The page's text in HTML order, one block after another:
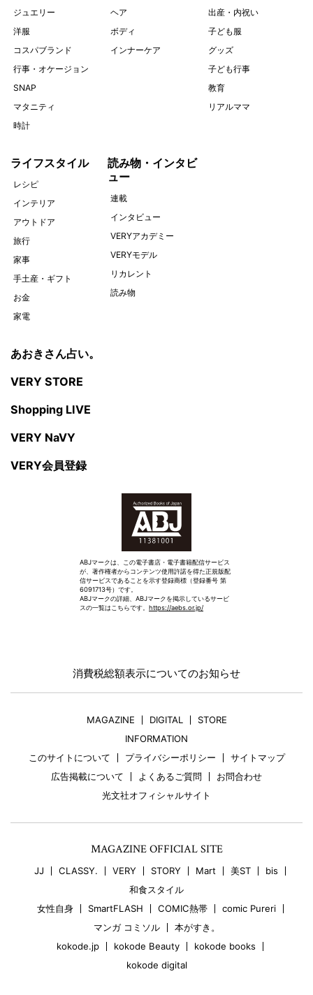
ジュエリー
洋服
コスパブランド
行事・オケージョン
SNAP
マタニティ
時計
ヘア
ボディ
インナーケア
出産・内祝い
子ども服
グッズ
子ども行事
教育
リアルママ
ライフスタイル
レシピ
インテリア
アウトドア
旅行
家事
手土産・ギフト
お金
家電
読み物・インタビ
ュー
連載
インタビュー
VERYアカデミー
VERYモデル
リカレント
読み物
あおきさん占い。
VERY STORE
Shopping LIVE
VERY NaVY
VERY会員登録
ABJマークは、この電子書店・電子書籍配信サービス
が、著作権者からコンテンツ使用許諾を得た正規版配
信サービスであることを示す登録商標（登録番号 第
6091713号）です。
ABJマークの詳細、ABJマークを掲示しているサービ
スの一覧はこちらです。 https://aebs.or.jp/
消費税総額表示についてのお知らせ
MAGAZINE DIGITAL
STORE
INFORMATION
このサイトについて
プライバシーポリシー
サイトマップ
広告掲載について
よくあるご質問
お問合わせ
光文社オフィシャルサイト
MAGAZINE OFFICIAL SITE
JJ CLASSY. VERY STORY Mart 美ST
bis
和食スタイル
女性自身
SmartFLASH COMIC熱帯
comic Pureri
マンガ コミソル
本がすき。
kokode.jp
kokode Beauty
kokode books
kokode digital